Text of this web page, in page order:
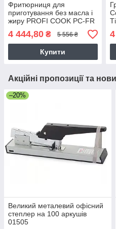
Фритюрниця для
приготування без масла і
жиру PROFI COOK PC-FR
1147 Тільки бренди ЕС
4 444,80 ₴ 5 556 ₴
Купити
Акційні пропозиції та
–20%
Великий металевий офісний
степлер на 100 аркушів
01505